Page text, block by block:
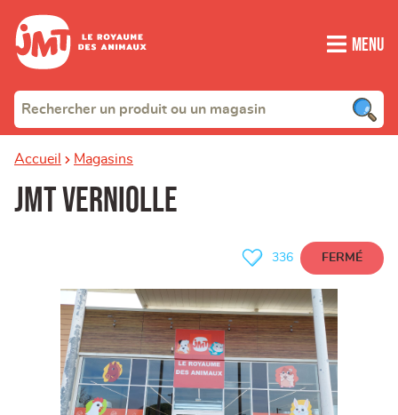
Menu
Accueil Magasins
JMT Verniolle
336 FERMÉ